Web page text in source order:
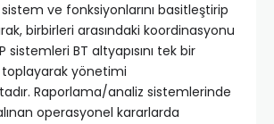
ve fonksiyonlarını basitleştirip
birbirleri arasındaki koordinasyonu
sistemleri BT altyapısını tek bir
yönetimi
Raporlama/analiz sistemlerinde
operasyonel kararlarda